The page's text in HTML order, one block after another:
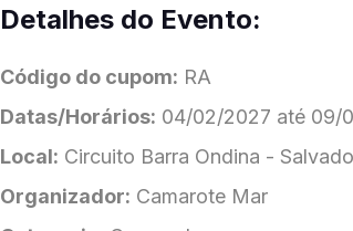
Detalhes do Evento:
Código do cupom: RA
Datas/Horários: 04/02/2027 até 09/
Local: Circuito Barra Ondina -
Organizador: Camarote Mar